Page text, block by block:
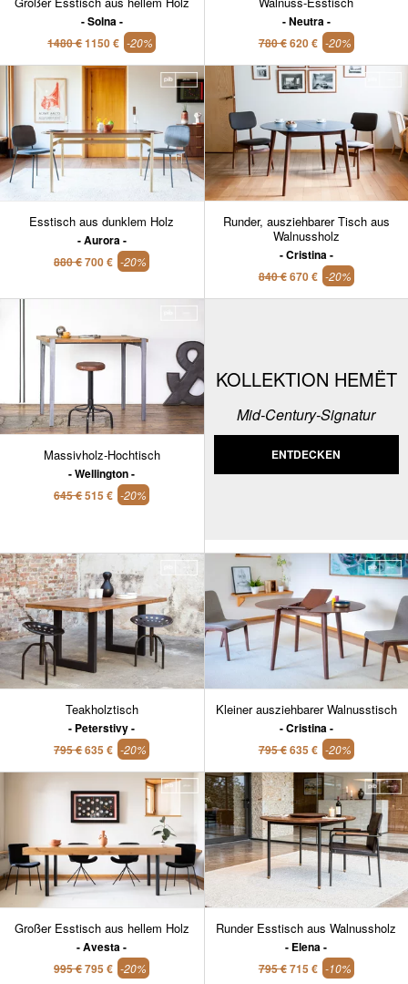
Solna
1480 €1150 € -20%
Neutra
780 €620 € -20%
Esstisch aus dunklem Holz
Aurora
880 €700 € -20%
Runder, ausziehbarer Tisch aus
Walnussholz
Cristina
840 €670 € -20%
Massivholz-Hochtisch
Wellington
645 €515 € -20%
KOLLEKTION HEMËT
Mid-Century-Signatur
ENTDECKEN
Teakholztisch
Peterstivy
795 €635 € -20%
Kleiner ausziehbarer Walnusstisch
Cristina
795 €635 € -20%
Großer Esstisch aus hellem Holz
Avesta
995 €795 € -20%
Runder Esstisch aus Walnussholz
Elena
795 €715 € -10%